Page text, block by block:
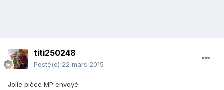
titi250248
Posté(e) 22 mars 2015
Jolie pièce MP envoyé